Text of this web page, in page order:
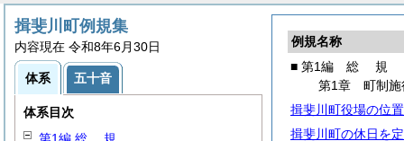
例規名称
■ 第1編 総 規
第1章 町制施
揖斐川町役場の位
揖斐川町の休日を
揖斐川町例規集
内容現在 令和8年6月30日
体系 五十音
体系目次